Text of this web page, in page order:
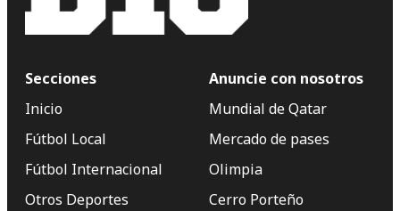
Secciones
Inicio
Fútbol Local
Fútbol Internacional
Otros Deportes
Anuncie con nosotros
Mundial de Qatar
Mercado de pases
Olimpia
Cerro Porteño